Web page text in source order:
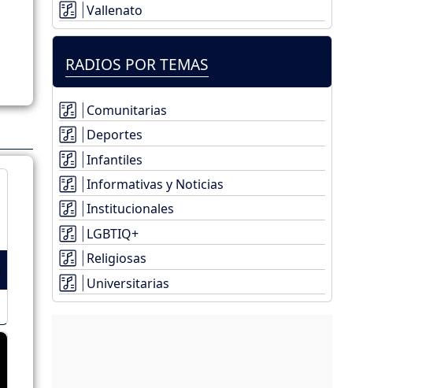
Vallenato
RADIOS POR TEMAS
Comunitarias
Deportes
Infantiles
Informativas y Noticias
Institucionales
LGBTIQ+
Religiosas
Universitarias